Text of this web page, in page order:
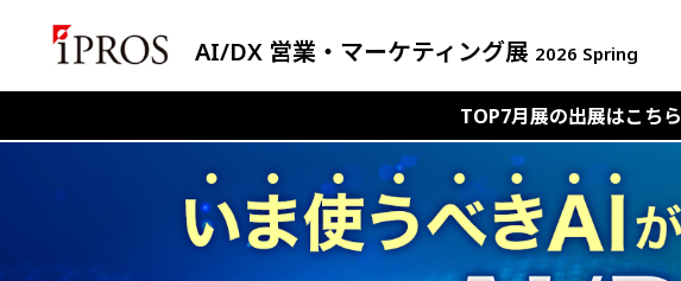
AI/DX 営業・マーケティング展 2026 Spring
TOP7月展の出展はこちら